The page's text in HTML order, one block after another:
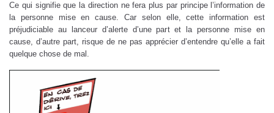
Ce qui signifie que la direction ne fera plus par principe l’information de
la personne mise en cause. Car selon elle, cette information est
préjudiciable au lanceur d’alerte d’une part et la personne mise en
cause, d’autre part, risque de ne pas apprécier d’entendre qu’elle a fait
quelque chose de mal.